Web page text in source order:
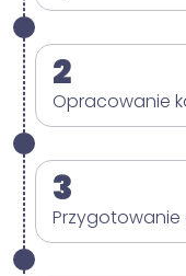
2
Opracowanie
3
Przygotowanie